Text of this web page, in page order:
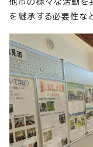
を継承する必要性な